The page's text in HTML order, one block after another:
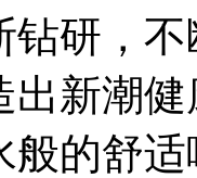
钻研，
出新潮
般的舒